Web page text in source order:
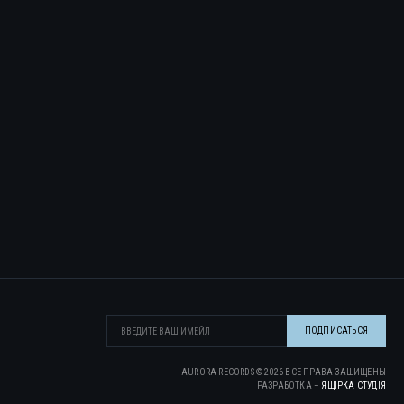
AURORA RECORDS ©2026 ВСЕ ПРАВА ЗАЩИЩЕНЫ
РАЗРАБОТКА – ЯЩІРКА CТУДІЯ